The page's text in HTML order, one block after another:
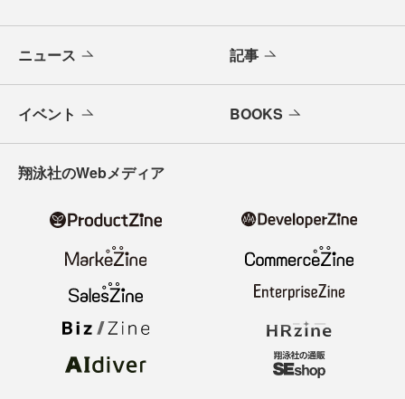
ニュース 記事
イベント BOOKS
翔泳社のWebメディア